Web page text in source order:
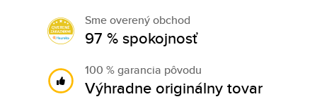
Sme overený obchod
97 % spokojnosť
100 % garancia pôvodu
Výhradne originálny tovar